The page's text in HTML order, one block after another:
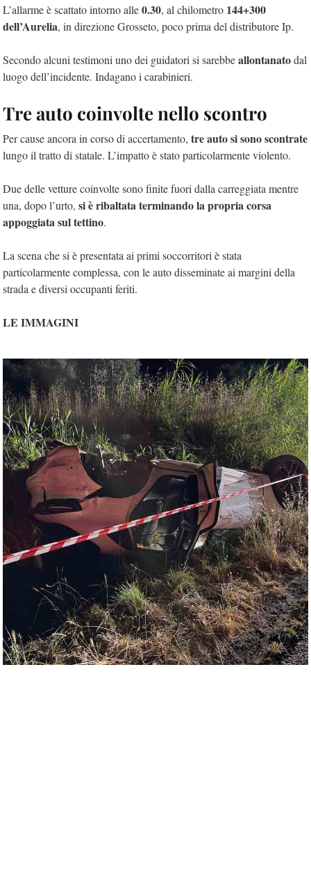
L’allarme è scattato intorno alle0.30, al chilometro 144+300
dell’Aurelia, in direzione Grosseto, poco prima del distributore Ip.
Secondo alcuni testimoni uno dei guidatori si sarebbeallontanatodal
luogo dell’incidente. Indagano i carabinieri.
Tre auto coinvolte nello scontro
Per cause ancora in corso di accertamento, tre auto si sono scontrate
lungo il tratto di statale. L’impatto è stato particolarmente violento.
Due delle vetture coinvolte sono finite fuori dalla carreggiata mentre
una, dopo l’urto, si è ribaltata terminando la propria corsa
appoggiata sul tettino.
La scena che si è presentata ai primi soccorritori è stata
particolarmente complessa, con le auto disseminate ai margini della
strada e diversi occupanti feriti.
LE IMMAGINI